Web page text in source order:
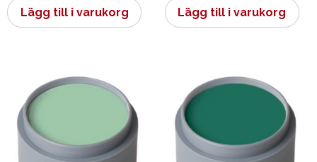
Lägg till i varukorg Lägg till i varukorg